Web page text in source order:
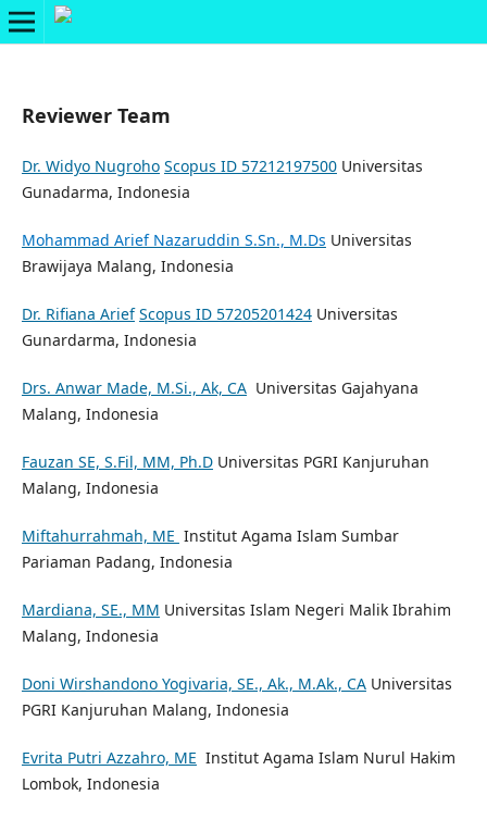
Reviewer Team
Dr. Widyo Nugroho Scopus ID 57212197500Universitas
Gunadarma, Indonesia
Mohammad Arief Nazaruddin S.Sn., M.Ds Universitas
Brawijaya Malang, Indonesia
Dr. Rifiana Arief Scopus ID 57205201424Universitas
Gunardarma, Indonesia
Drs. Anwar Made, M.Si., Ak, CAUniversitas Gajahyana
Malang, Indonesia
Fauzan SE, S.Fil, MM, Ph.DUniversitas PGRI Kanjuruhan
Malang, Indonesia
Miftahurrahmah, ME Institut Agama Islam Sumbar
Pariaman Padang, Indonesia
Mardiana, SE., MM Universitas Islam Negeri Malik Ibrahim
Malang, Indonesia
Doni Wirshandono Yogivaria, SE., Ak., M.Ak., CAUniversitas
PGRI Kanjuruhan Malang, Indonesia
Evrita Putri Azzahro, ME Institut Agama Islam Nurul Hakim
Lombok, Indonesia